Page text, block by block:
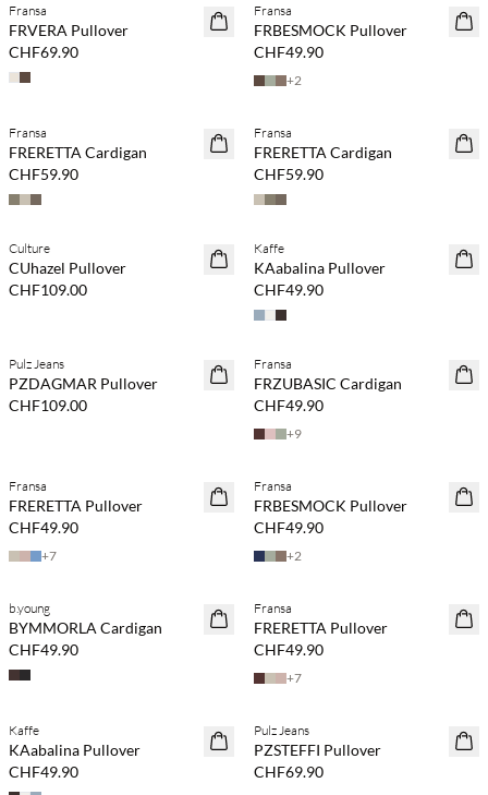
NEUHEITEN
Fransa
FRVERA Pullover
CHF69.90
NEUHEITEN
Fransa
FRBESMOCK Pullover
CHF49.90
+2
NEUHEITEN
Fransa
FRERETTA Cardigan
CHF59.90
NEUHEITEN
Fransa
FRERETTA Cardigan
CHF59.90
NEUHEITEN
Kaufe mind. 2 & spare 20 %
Culture
CUhazel Pullover
CHF109.00
NEUHEITEN
Kaufe mind. 2 & spare 20 %
Kaffe
KAabalina Pullover
CHF49.90
NEUHEITEN
Pulz Jeans
PZDAGMAR Pullover
CHF109.00
NEUHEITEN
Fransa
FRZUBASIC Cardigan
CHF49.90
+9
NEUHEITEN
Fransa
FRERETTA Pullover
CHF49.90
+7
NEUHEITEN
Fransa
FRBESMOCK Pullover
CHF49.90
+2
NEUHEITEN
b.young
BYMMORLA Cardigan
CHF49.90
NEUHEITEN
Fransa
FRERETTA Pullover
CHF49.90
+7
NEUHEITEN
Kaffe
KAabalina Pullover
CHF49.90
NEUHEITEN
Pulz Jeans
PZSTEFFI Pullover
CHF69.90